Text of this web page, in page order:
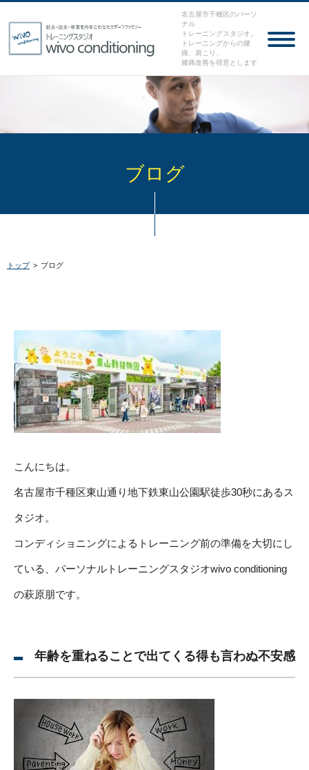
名古屋市千種区のパーソ
ナル
トレーニングスタジオ。
トレーニングからの腰
痛、肩こり、
膝痛改善を得意とします
ブログ
トップ > ブログ
こんにちは。
名古屋市千種区東山通り地下鉄東山公園駅徒歩30秒にあるス
タジオ。
コンディショニングによるトレーニング前の準備を大切にし
ている、パーソナルトレーニングスタジオwivo conditioning
の萩原朋です。
年齢を重ねることで出てくる得も言わぬ不安感